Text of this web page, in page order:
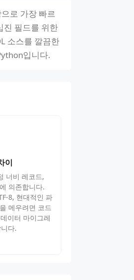
로 가장 빠르
진 필드를 위한
소스를 깔끔한
입니다.
이
너비 레코드,
의존합니다.
8, 현대적인 파
메우려면 코드
이터 마이그레
다.